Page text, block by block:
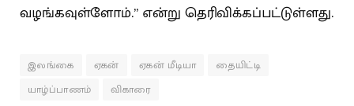
வழங்கவுள்ளோம்.” என்று தெரிவிக்கப்பட்டுள்ளது.
இலங்கை ஏகன் ஏகன் மீடியா
தையிட்டி
யாழ்ப்பாணம்
விகாரை